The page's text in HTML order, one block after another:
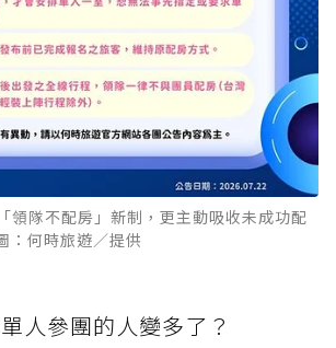
隊不配房」新制，更主動吸收未成功配
何時旅遊／提供
人參團的人變多了？